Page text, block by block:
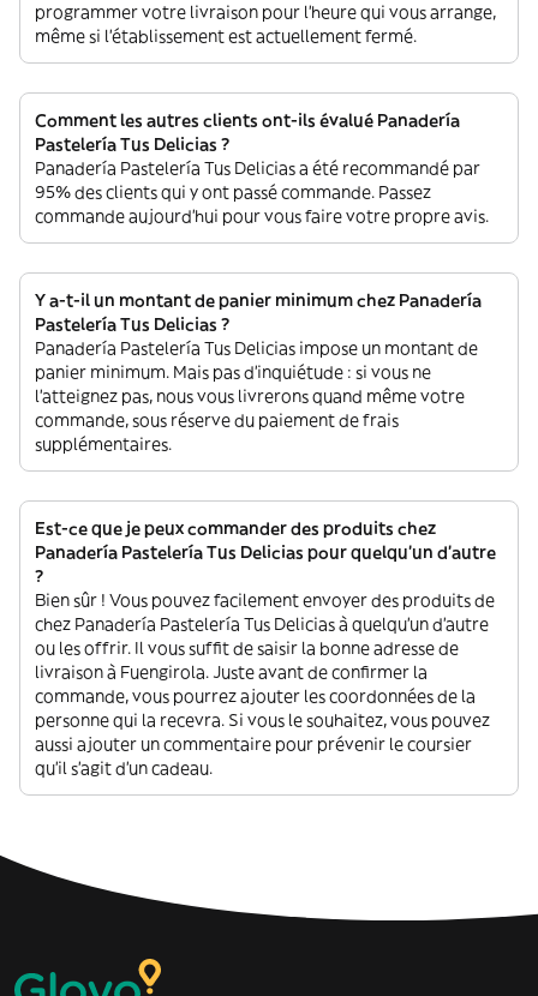
programmer votre livraison pour l'heure qui vous arrange,
même si l'établissement est actuellement fermé.
Comment les autres clients ont-ils évalué Panadería
Pastelería Tus Delicias ?
Panadería Pastelería Tus Delicias a été recommandé par
95% des clients qui y ont passé commande. Passez
commande aujourd'hui pour vous faire votre propre avis.
Y a-t-il un montant de panier minimum chez Panadería
Pastelería Tus Delicias ?
Panadería Pastelería Tus Delicias impose un montant de
panier minimum. Mais pas d'inquiétude : si vous ne
l'atteignez pas, nous vous livrerons quand même votre
commande, sous réserve du paiement de frais
supplémentaires.
Est-ce que je peux commander des produits chez
Panadería Pastelería Tus Delicias pour quelqu'un d'autre
?
Bien sûr ! Vous pouvez facilement envoyer des produits de
chez Panadería Pastelería Tus Delicias à quelqu'un d'autre
ou les offrir. Il vous suffit de saisir la bonne adresse de
livraison à Fuengirola. Juste avant de confirmer la
commande, vous pourrez ajouter les coordonnées de la
personne qui la recevra. Si vous le souhaitez, vous pouvez
aussi ajouter un commentaire pour prévenir le coursier
qu'il s'agit d'un cadeau.